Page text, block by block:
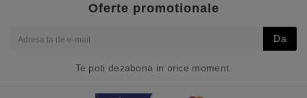
Oferte promotionale
Da
Te poti dezabona in orice moment.